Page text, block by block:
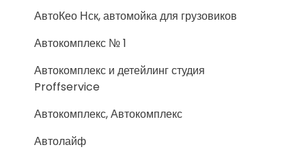
АвтоКео Нск, автомойка для грузовиков
Автокомплекс № 1
Автокомплекс и детейлинг студия
Proffservice
Автокомплекс, Автокомплекс
Автолайф